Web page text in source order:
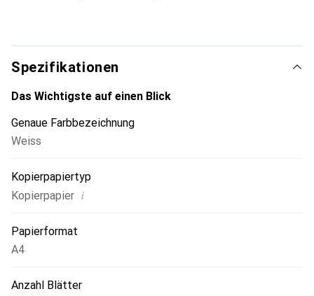
Spezifikationen
Das Wichtigste auf einen Blick
Genaue Farbbezeichnung
Weiss
Kopierpapiertyp
Kopierpapier i
Papierformat
A4
Anzahl Blätter